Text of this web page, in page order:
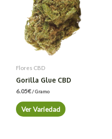
Flores CBD
Gorilla Glue CBD
6.05€/ Gramo
Ver Variedad